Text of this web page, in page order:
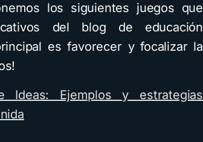
los siguientes juegos que
del blog de educación
es favorecer y focalizar la
Ideas: Ejemplos y estrategias